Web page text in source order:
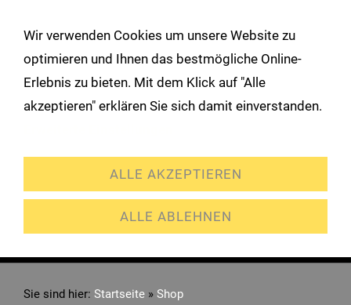
Navigation öffnen
Sie sind hier: Startseite » Shop
Wir verwenden Cookies um unsere Website zu
optimieren und Ihnen das bestmögliche Online-
Erlebnis zu bieten. Mit dem Klick auf "Alle
akzeptieren" erklären Sie sich damit einverstanden.
ALLE AKZEPTIEREN
ALLE ABLEHNEN